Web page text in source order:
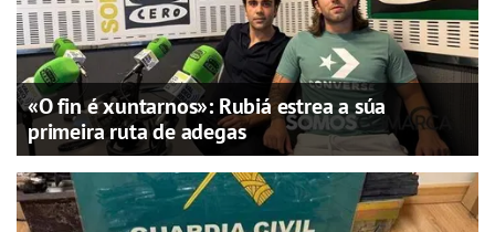
«O fin é xuntarnos»: Rubiá estrea a súa
primeira ruta de adegas